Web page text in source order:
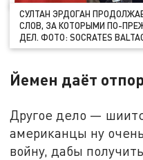
СУЛТАН ЭРДОГАН
СЛОВ, ЗА КОТОРЫМИ ПО-
ДЕЛ. ФОТО: SOCRATES
Йемен даёт отпор
Другое дело —
американцы ну
войну, дабы